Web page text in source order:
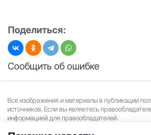
Поделиться:
Сообщить об ошибке
Все изображения и материалы в публикации
источников. Если вы являетесь
информацией для правообладателей.